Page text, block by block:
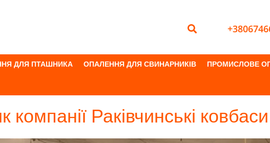
ДЛЯ ПТАШНИКА ОПАЛЕННЯ ДЛЯ СВИНАРНИКІВ ПРОМИСЛОВЕ
компанії Раківчинські